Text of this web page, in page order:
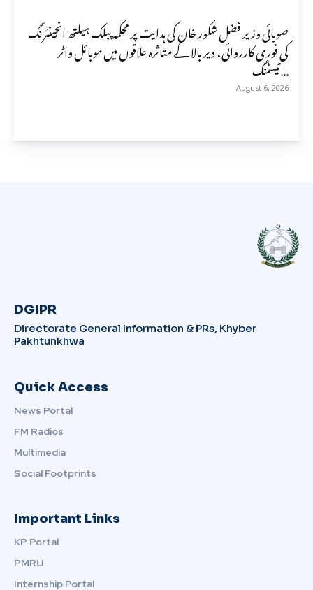
صوبائی وزیر فضل شکور خان کی ہدایت پر محکمہ پبلک ہیلتھ انجینئرنگ
کی فوری کارروائی، دیر بالا کے متاثرہ علاقوں میں موبائل واٹر
ٹیسٹنگ...
August 6, 2026
DGIPR
Directorate General Information & PRs, Khyber
Pakhtunkhwa
Quick Access
News Portal
FM Radios
Multimedia
Social Footprints
Important Links
KP Portal
PMRU
Internship Portal